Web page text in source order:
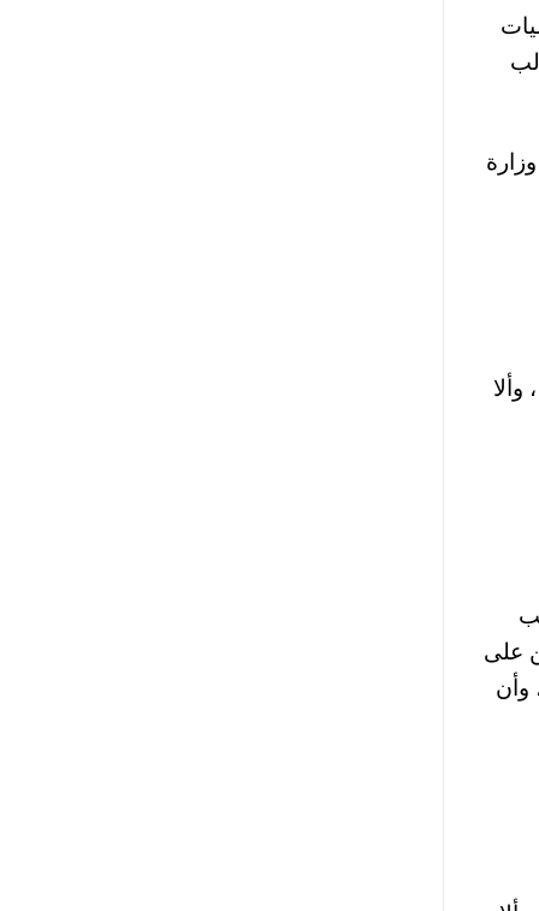
على
وألا تزيد السن في 1 – 11 – 2024 عن 21 سنة، وأن